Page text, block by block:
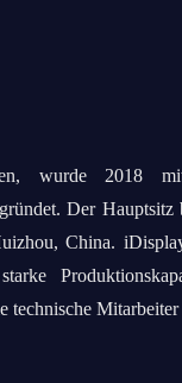
wurde 2018
Der Hauptsitz
China.
technische